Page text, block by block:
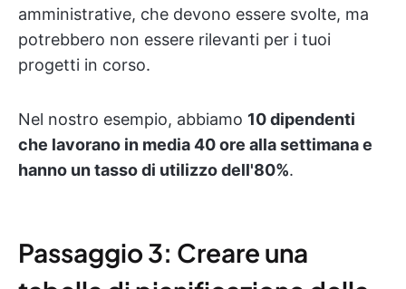
amministrative, che devono essere svolte, ma
potrebbero non essere rilevanti per i tuoi
progetti in corso.
Nel nostro esempio, abbiamo 10 dipendenti
che lavorano in media 40 ore alla settimana e
hanno un tasso di utilizzo dell'80%.
Passaggio 3: Creare una